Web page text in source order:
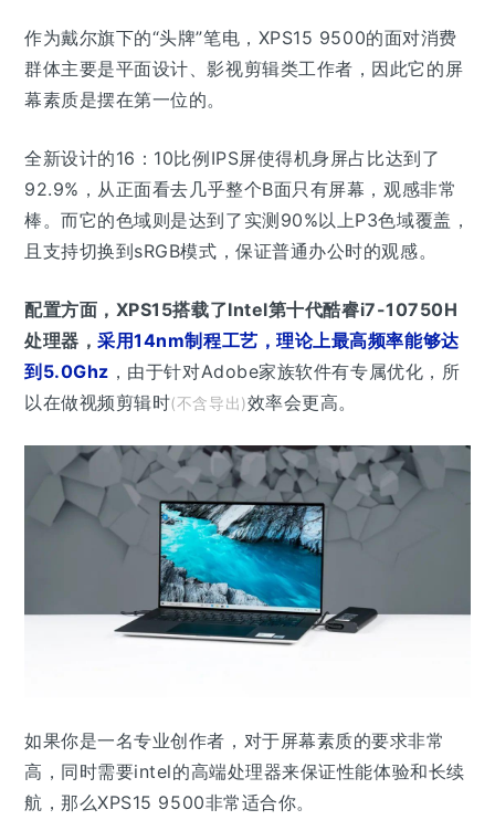
作为戴尔旗下的“头牌”笔电，XPS15 9500的面对消费
群体主要是平面设计、影视剪辑类工作者，因此它的屏
幕素质是摆在第一位的。
全新设计的16：10比例IPS屏使得机身屏占比达到了
92.9%，从正面看去几乎整个B面只有屏幕，观感非常
棒。而它的色域则是达到了实测90%以上P3色域覆盖，
且支持切换到sRGB模式，保证普通办公时的观感。
配置方面，XPS15搭载了Intel第十代酷睿i7-10750H
处理器，采用14nm制程工艺，理论上最高频率能够达
到5.0Ghz ，由于针对Adobe家族软件有专属优化，所
以在做视频剪辑时(不含导出)效率会更高。
如果你是一名专业创作者，对于屏幕素质的要求非常
高，同时需要intel的高端处理器来保证性能体验和长续
航，那么XPS15 9500非常适合你。